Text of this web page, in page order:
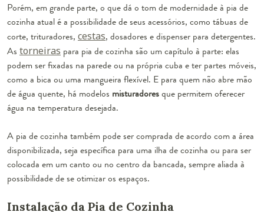
Porém, em grande parte, o que dá o tom de modernidade à pia de
cozinha atual é a possibilidade de seus acessórios, como tábuas de
corte, trituradores, cestas, dosadores e dispenser para detergentes.
As torneiras para pia de cozinha são um capítulo à parte: elas
podem ser fixadas na parede ou na própria cuba e ter partes móveis,
como a bica ou uma mangueira flexível. E para quem não abre mão
de água quente, há modelos misturadoresque permitem oferecer
água na temperatura desejada.
A pia de cozinha também pode ser comprada de acordo com a área
disponibilizada, seja específica para uma ilha de cozinha ou para ser
colocada em um canto ou no centro da bancada, sempre aliada à
possibilidade de se otimizar os espaços.
Instalação da Pia de Cozinha